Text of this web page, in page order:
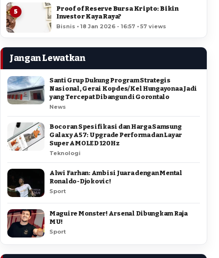
5
Proof of Reserve Bursa Kripto: Bikin
Investor Kaya Raya?
Bisnis • 18 Jan 2026 - 16:57 • 57 views
Jangan Lewatkan
Santi Grup Dukung Program Strategis
Nasional, Gerai Kopdes/Kel Hungayonaa Jadi
yang Tercepat Dibangun di Gorontalo
News
Bocoran Spesifikasi dan Harga Samsung
Galaxy A57: Upgrade Performa dan Layar
Super AMOLED 120Hz
Teknologi
Alwi Farhan: Ambisi Juara dengan Mental
Ronaldo-Djokovic!
Sport
Maguire Monster! Arsenal Dibungkam Raja
MU!
Sport